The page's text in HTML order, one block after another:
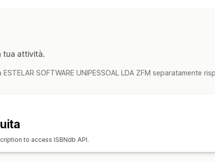
tua attività.
SOFTWARE UNIPESSOAL LDA ZFM separatamente
to access ISBNdb API.